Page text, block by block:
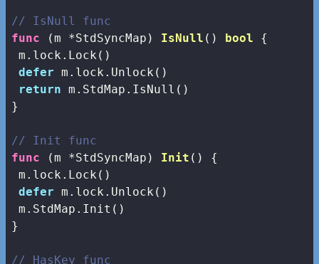
// IsNull func
func
(m *StdSyncMap) IsNull () bool {
m.lock.Lock()
defer m.lock.Unlock()
return m.StdMap.IsNull()
}
// Init func
func
(m *StdSyncMap) Init ()
{
m.lock.Lock()
defer m.lock.Unlock()
m.StdMap.Init()
}
// HasKey func